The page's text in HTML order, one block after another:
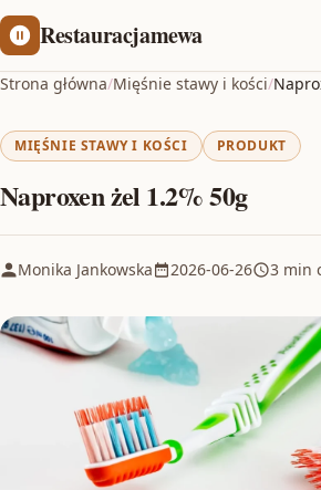
Restauracjamewa
Strona główna/Mięśnie stawy i kości/
MIĘŚNIE STAWY I KOŚCI PRODUKT
Naproxen żel 1.2% 50g
Monika Jankowska 2026-06-26 3 min